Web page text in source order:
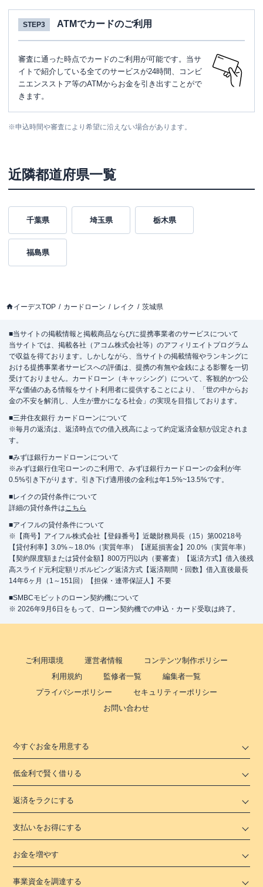
STEP3 ATMでカードのご利用
審査に通った時点でカードのご利用が可能です。当サ
イトで紹介している全てのサービスが24時間、コンビ
ニエンスストア等のATMからお金を引き出すことがで
きます。
※申込時間や審査により希望に沿えない場合があります。
近隣都道府県一覧
千葉県 埼玉県 栃木県
福島県
イーデスTOP カードローン レイク 茨城県
■当サイトの掲載情報と掲載商品ならびに提携事業者のサービスについて
当サイトでは、掲載各社（アコム株式会社等）のアフィリエイトプログラム
で収益を得ております。しかしながら、当サイトの掲載情報やランキングに
おける提携事業者サービスへの評価は、提携の有無や金銭による影響を一切
受けておりません。カードローン（キャッシング）について、客観的かつ公
平な価値のある情報をサイト利用者に提供することにより、「世の中からお
金の不安を解消し、人生が豊かになる社会」の実現を目指しております。
■三井住友銀行 カードローンについて
※毎月の返済は、返済時点での借入残高によって約定返済金額が設定されま
す。
■みずほ銀行カードローンについて
※みずほ銀行住宅ローンのご利用で、みずほ銀行カードローンの金利が年
0.5%引き下がります。引き下げ適用後の金利は年1.5%~13.5%です。
■レイクの貸付条件について
詳細の貸付条件はこちら
■アイフルの貸付条件について
※【商号】アイフル株式会社【登録番号】近畿財務局長（15）第00218号
【貸付利率】3.0%～18.0%（実質年率）【遅延損害金】20.0%（実質年率）
【契約限度額または貸付金額】800万円以内（要審査）【返済方式】借入後残
高スライド元利定額リボルビング返済方式【返済期間・回数】借入直後最長
14年6ヶ月（1～151回）【担保・連帯保証人】不要
■SMBCモビットのローン契約機について
※ 2026年9月6日をもって、ローン契約機での申込・カード受取は終了。
ご利用環境 運営者情報
コンテンツ制作ポリシー
利用規約
監修者一覧
編集者一覧
プライバシーポリシー
セキュリティーポリシー
お問い合わせ
今すぐお金を用意する
低金利で賢く借りる
返済をラクにする
支払いをお得にする
お金を増やす
事業資金を調達する